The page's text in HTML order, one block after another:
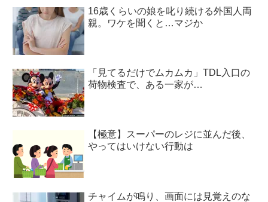
16歳くらいの娘を叱り続ける外国人両
親。ワケを聞くと…マジか
「見てるだけでムカムカ」TDL入口の
荷物検査で、ある一家が…
【極意】スーパーのレジに並んだ後、
やってはいけない行動は
チャイムが鳴り、画面には見覚えのな